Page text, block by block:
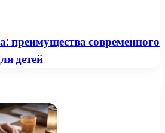
преимущества современного
детей